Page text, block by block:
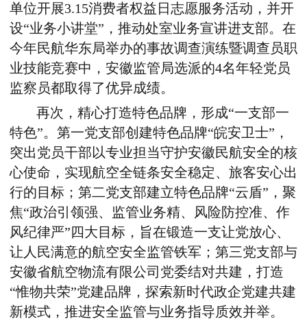
单位开展3.15消费者权益日志愿服务活动，并开
设“业务小讲堂”，推动处室业务宣讲进支部。在
今年民航华东局举办的事故调查演练暨调查员职
业技能竞赛中，安徽监管局选派的4名年轻党员
监察员都取得了优异成绩。
再次，精心打造特色品牌，形成“一支部一
特色”。第一党支部创建特色品牌“皖安卫士”，
突出党员干部以专业担当守护安徽民航安全的核
心使命，实现航空全链条安全稳定、旅客安心出
行的目标；第二党支部建立特色品牌“云盾”，聚
焦“政治引领强、监管业务精、风险防控准、作
风纪律严”四大目标，旨在锻造一支让党放心、
让人民满意的航空安全监管铁军；第三党支部与
安徽省航空物流有限公司党委结对共建，打造
“惟物共荣”党建品牌，探索新时代政企党建共建
新模式，推进安全监管与业务指导质效并举。